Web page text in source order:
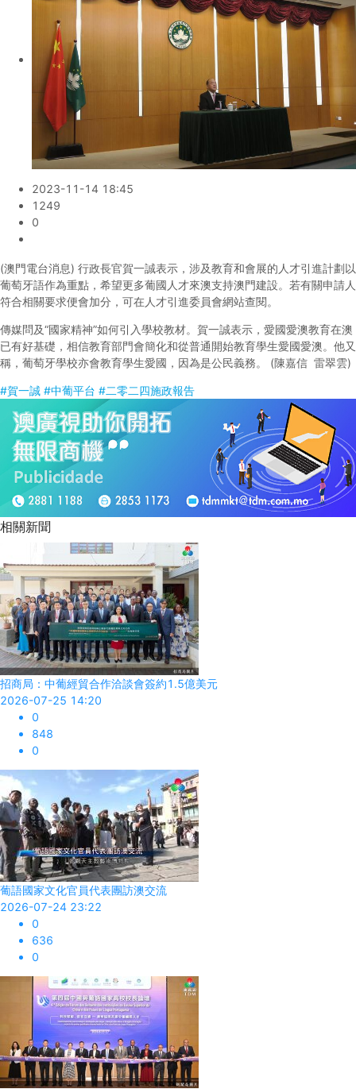
2023-11-14 18:45
1249
0
(澳門電台消息) 行政長官賀一誠表示，涉及教育和會展的人才引進計劃以
葡萄牙語作為重點，希望更多葡國人才來澳支持澳門建設。若有關申請人
符合相關要求便會加分，可在人才引進委員會網站查閱。
傳媒問及“國家精神”如何引入學校教材。賀一誠表示，愛國愛澳教育在澳
已有好基礎，相信教育部門會簡化和從普通開始教育學生愛國愛澳。他又
稱，葡萄牙學校亦會教育學生愛國，因為是公民義務。 (陳嘉信 雷翠雲)
#賀一誠 #中葡平台 #二零二四施政報告
相關新聞
招商局：中葡經貿合作洽談會簽約1.5億美元
2026-07-25 14:20
0
848
0
葡語國家文化官員代表團訪澳交流
2026-07-24 23:22
0
636
0